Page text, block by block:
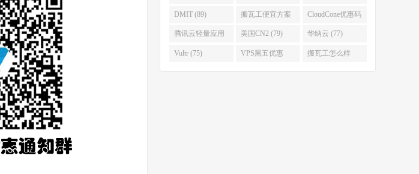
(92) (92)
DMIT (89) 搬瓦工便宜方案
(86)
CloudCone优惠码
(82)
腾讯云轻量应用
服务器 (82)
美国CN2 (79) 华纳云 (77)
Vultr (75) VPS黑五优惠 搬瓦工怎么样